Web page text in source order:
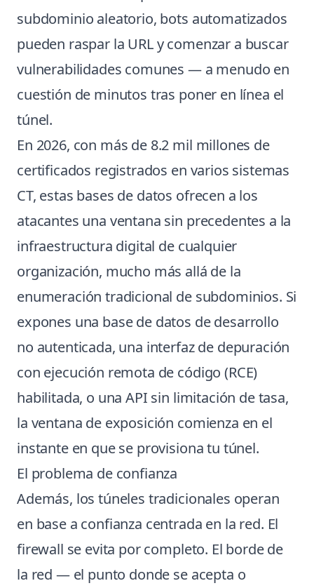
subdominio aleatorio, bots automatizados
pueden raspar la URL y comenzar a buscar
vulnerabilidades comunes — a menudo en
cuestión de minutos tras poner en línea el
túnel.
En 2026, con más de 8.2 mil millones de
certificados registrados en varios sistemas
CT, estas bases de datos ofrecen a los
atacantes una ventana sin precedentes a la
infraestructura digital de cualquier
organización, mucho más allá de la
enumeración tradicional de subdominios. Si
expones una base de datos de desarrollo
no autenticada, una interfaz de depuración
con ejecución remota de código (RCE)
habilitada, o una API sin limitación de tasa,
la ventana de exposición comienza en el
instante en que se provisiona tu túnel.
El problema de confianza
Además, los túneles tradicionales operan
en base a confianza centrada en la red. El
firewall se evita por completo. El borde de
la red — el punto donde se acepta o